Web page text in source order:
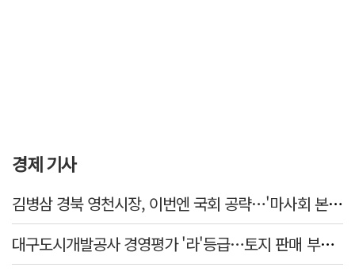
경제 기사
김병삼 경북 영천시장, 이번엔 국회 공략…'마사회 본사 이전·광역교통망 확충' 요청
대구도시개발공사 경영평가 '라'등급…토지 판매 부진에 1년 만에 두 단계 '뚝'